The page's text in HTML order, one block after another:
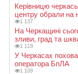
Керівницю
центру обрали на
1 137
На Черкащині
зливи, град та
1 119
У Черкасах
оператора БпЛА
1 109